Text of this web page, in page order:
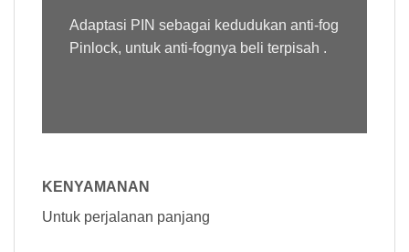
Adaptasi PIN sebagai kedudukan anti-fog
Pinlock, untuk anti-fognya beli terpisah .
KENYAMANAN
Untuk perjalanan panjang